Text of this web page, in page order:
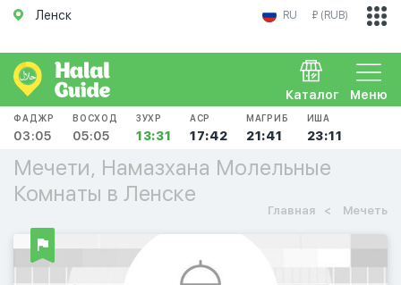
Ленск RU ₽ (RUB)
Меню
Каталог
ФАДЖР
03:05
ВОСХОД
05:05
ЗУХР
13:31
АСР
17:42
МАГРИБ
21:41
ИША
23:11
Мечети, Намазхана Молельные
Комнаты в Ленске
Главная Мечеть